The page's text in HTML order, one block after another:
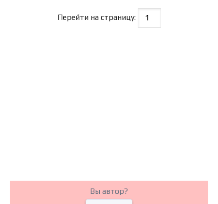
Перейти на страницу:
Вы автор?